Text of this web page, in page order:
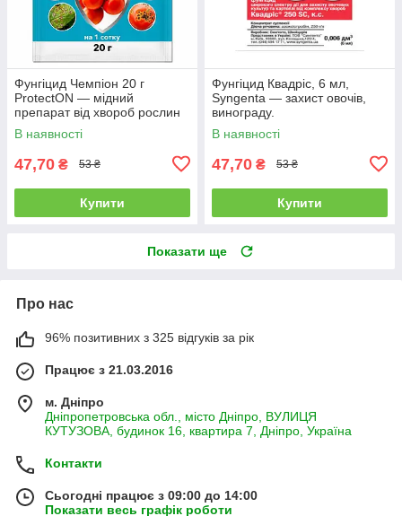
Фунгіцид Чемпіон 20 г
ProtectON — мідний
препарат від хвороб рослин
В наявності
47,70 ₴ 53 ₴
Купити
Фунгіцид Квадріс, 6 мл,
Syngenta — захист овочів,
винограду.
В наявності
47,70 ₴ 53 ₴
Купити
Показати ще
Про нас
96% позитивних з 325 відгуків за рік
Працює з 21.03.2016
м. Дніпро
Дніпропетровська обл., місто Дніпро, ВУЛИЦЯ
КУТУЗОВА, будинок 16, квартира 7, Дніпро, Україна
Контакти
Сьогодні працює з 09:00 до 14:00
Показати весь графік роботи